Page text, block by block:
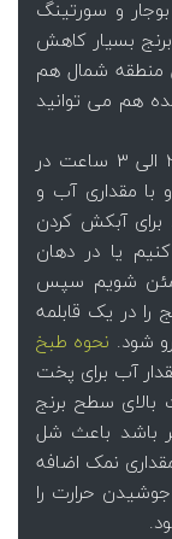
و سورتینگ
بسیار کاهش
منطقه شمال هم
هم می توانید
ابتدا باید برنج را 2 الی 3 ساعت در
مقداری آب و
آبکش کردن
یا در دهان
شویم سپس
در یک قابلمه
شود. نحوه طبخ
آب برای پخت
سطح برنج
باشد باعث شل
نمک اضافه
حرارت را